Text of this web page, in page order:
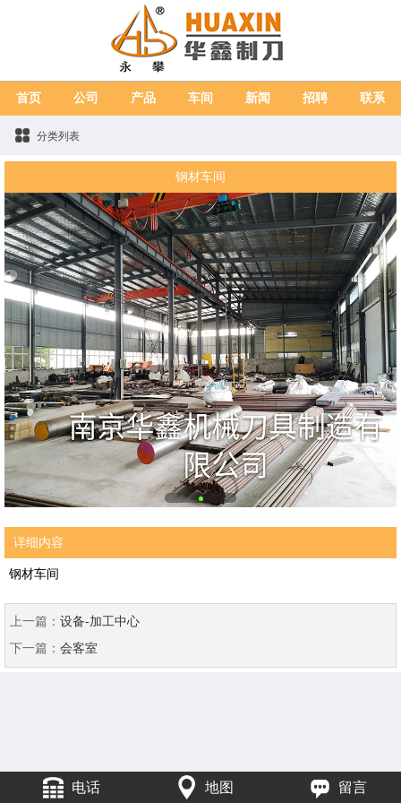
首页 公司 产品 车间 新闻 招聘 联系
分类列表
钢材车间
详细内容
钢材车间
上一篇： 设备-加工中心
下一篇： 会客室
电话 地图 留言